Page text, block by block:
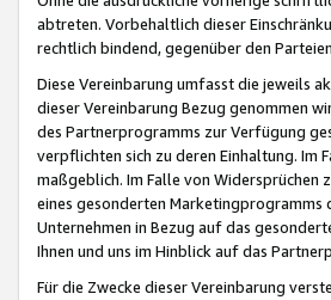
abtreten. Vorbehaltlich dieser
rechtlich bindend, gegenüber den
Diese Vereinbarung umfasst die jeweils
dieser Vereinbarung Bezug genommen
des Partnerprogramms zur Verfügung
verpflichten sich zu deren Einhaltung. Im
maßgeblich. Im Falle von Widersprüchen
eines gesonderten Marketingprogramms
Unternehmen in Bezug auf das
Ihnen und uns im Hinblick auf das
Für die Zwecke dieser Vereinbarung